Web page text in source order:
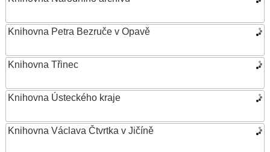
Knihovna Petra Bezruče v Opavě
Knihovna Třinec
Knihovna Ústeckého kraje
Knihovna Václava Čtvrtka v Jičíně